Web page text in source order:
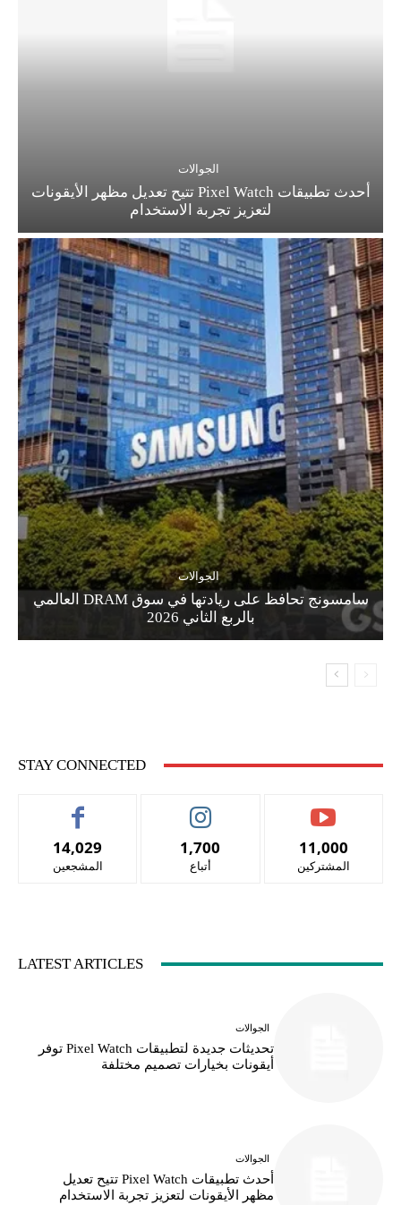
الجوالات
أحدث تطبيقات Pixel Watch تتيح تعديل مظهر الأيقونات
لتعزيز تجربة الاستخدام
الجوالات
سامسونج تحافظ على ريادتها في سوق DRAM العالمي
بالربع الثاني 2026
STAY CONNECTED
14,029
المشجعين
1,700
أتباع
11,000
المشتركين
LATEST ARTICLES
الجوالات
تحديثات جديدة لتطبيقات Pixel Watch توفر
أيقونات بخيارات تصميم مختلفة
الجوالات
أحدث تطبيقات Pixel Watch تتيح تعديل
مظهر الأيقونات لتعزيز تجربة الاستخدام